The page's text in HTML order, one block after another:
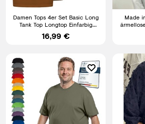
Damen Tops 4er Set Basic Long
Tank Top Longtop Einfarbig
Stretch Baumwolle
16,99 €
Made